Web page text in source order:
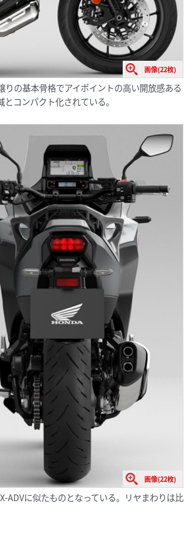
画像(22枚)
の基本骨格でアイポイントの高い開放感ある
コンパクト化されている。
画像(22枚)
ADVに似たものとなっている。リヤまわりは比